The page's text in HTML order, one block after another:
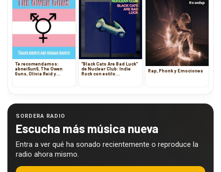
Te recomendamos:
abnei6un6, The Owen
Guns, Olivia Reid y
“Black Cats Are Bad Luck”
de Nuclear Club: Indie
Rock con estilo
Roundup
Rap, Phonk y Emociones
SORDERA RADIO
Escucha más música nueva
Entra a ver qué ha sonado recientemente o reproduce la
radio ahora mismo.